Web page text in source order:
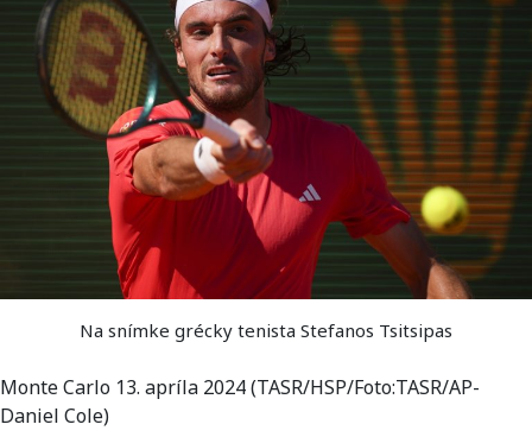
Na snímke grécky tenista Stefanos Tsitsipas
Monte Carlo 13. apríla 2024 (TASR/HSP/Foto:TASR/AP-
Daniel Cole)